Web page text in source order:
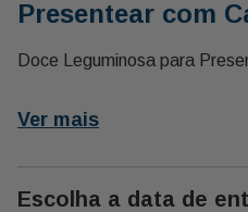
Presentear com
Doce Leguminosa para
Ver mais
Escolha a data de